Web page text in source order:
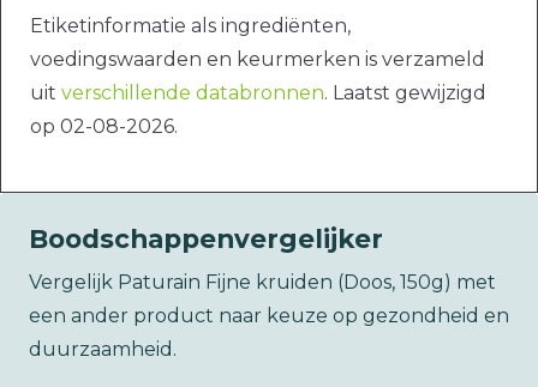
Etiketinformatie als ingrediënten,
voedingswaarden en keurmerken is verzameld
uit verschillende databronnen. Laatst gewijzigd
op 02-08-2026.
Boodschappenvergelijker
Vergelijk Paturain Fijne kruiden (Doos, 150g) met
een ander product naar keuze op gezondheid en
duurzaamheid.